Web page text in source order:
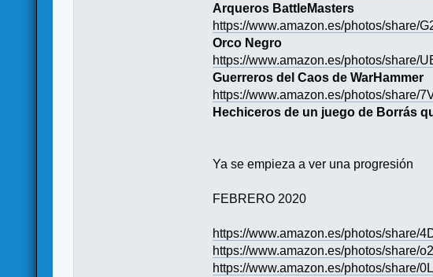
Arqueros BattleMasters
https://www.amazon.es/photos/share/
Orco Negro
https://www.amazon.es/photos/share/
Guerreros del Caos de WarHammer
https://www.amazon.es/photos/share/
Hechiceros de un juego de Borrás
Ya se empieza a ver una progresión
FEBRERO 2020
https://www.amazon.es/photos/share/
https://www.amazon.es/photos/share/
https://www.amazon.es/photos/share/